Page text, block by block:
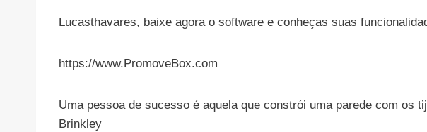
Lucasthavares, baixe agora o software e conheças suas
https://www.PromoveBox.com
Uma pessoa de sucesso é aquela que constrói uma parede com os
Brinkley